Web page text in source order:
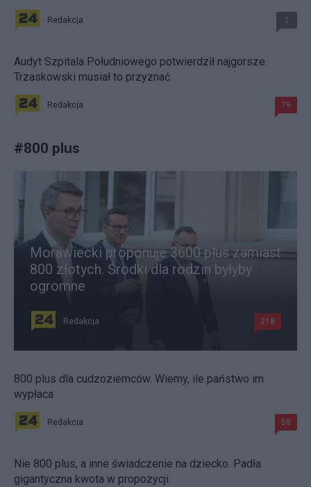
Redakcja 1
Audyt Szpitala Południowego potwierdził najgorsze.
Trzaskowski musiał to przyznać
Redakcja 79
#800 plus
Morawiecki proponuje 3600 plus zamiast
800 złotych. Środki dla rodzin byłyby
ogromne
Redakcja 218
800 plus dla cudzoziemców. Wiemy, ile państwo im
wypłaca
Redakcja 58
Nie 800 plus, a inne świadczenie na dziecko. Padła
gigantyczna kwota w propozycji